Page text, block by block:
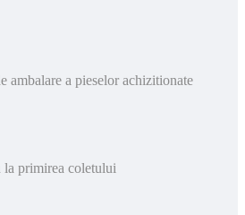
ambalare a pieselor achizitionate
la primirea coletului